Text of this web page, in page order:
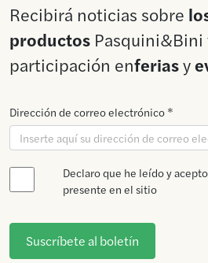
Recibirá noticias sobre
productos Pasquini&Bini
participación enferiasy
Dirección de correo electrónico *
Declaro que he leído y
presente en el sitio